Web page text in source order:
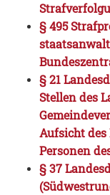
§ 495
§ 21
Stellen des
Aufsicht
Personen
§ 37